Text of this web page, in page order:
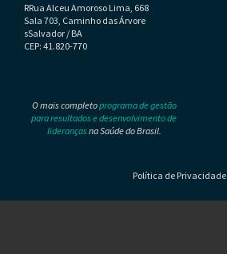
RRua Alceu Amoroso Lima, 668
Sala 703, Caminho das Árvore
sSalvador / BA
CEP: 41.820-770
O mais completoprograma de gestão
para resultados e desenvolvimento de
liderançasna Saúde do Brasil.
Política de Privacidade